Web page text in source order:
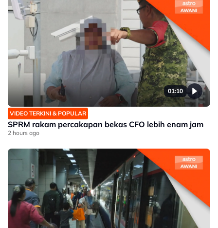
01:10
VIDEO TERKINI & POPULAR
SPRM rakam percakapan bekas CFO lebih enam jam
2 hours ago